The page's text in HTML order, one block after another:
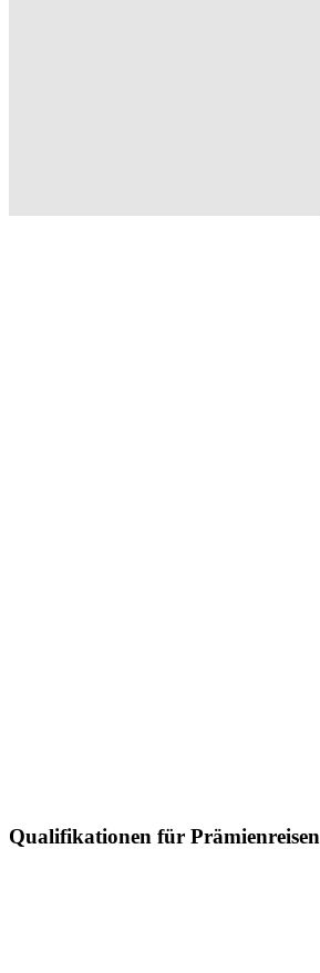
Qualifikationen für Prämienreisen